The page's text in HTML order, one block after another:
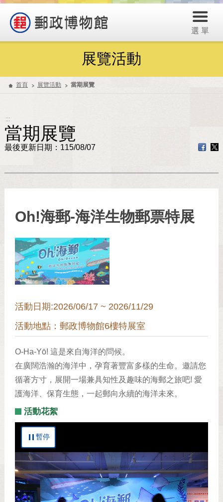
選 單
展覽活動
首頁 展覽活動 當期展覽
:::
當期展覽
最後更新日期：115/08/07
Oh!海郵-海洋生物郵票特展
活動日期:2026/06/17 ~ 2026/11/29
活動地點：郵政博物館6樓特展室
O-Ha-Yō! 這是來自海洋的問候。
在廣闊浩瀚的海洋中，孕育著豐富多樣的生命。邀請您
循著方寸，展開一場兼具知性及趣味的海郵之旅吧! 愛
護海洋、保育生態，一起郵向永續的海洋未來。
活動花絮
暫停